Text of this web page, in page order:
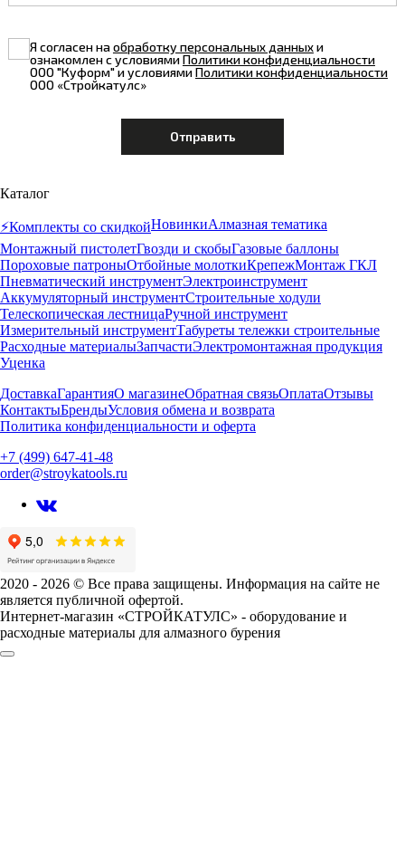
Я согласен наобработку персональных данныхи
ознакомлен с условиямиПолитики конфиденциальности
ООО "Куформ" и условиямиПолитики конфиденциальности
ООО «Стройкатулс»
Каталог
⚡️Комплекты со скидкойНовинкиАлмазная тематика
Монтажный пистолетГвозди и скобыГазовые баллоны
Пороховые патроныОтбойные молоткиКрепежМонтаж ГКЛ
Пневматический инструментЭлектроинструмент
Аккумуляторный инструментСтроительные ходули
Телескопическая лестницаРучной инструмент
Измерительный инструментТабуреты тележки строительные
Расходные материалыЗапчастиЭлектромонтажная продукция
Уценка
ДоставкаГарантияО магазинеОбратная связьОплатаОтзывы
КонтактыБрендыУсловия обмена и возврата
Политика конфиденциальности и оферта
+7 (499) 647-41-48
order@stroykatools.ru
2020 - 2026 © Все права защищены. Информация на сайте не
является публичной офертой.
Интернет-магазин «СТРОЙКАТУЛС» - оборудование и
расходные материалы для алмазного бурения